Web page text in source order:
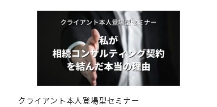
クライアント本人登場型セミナー